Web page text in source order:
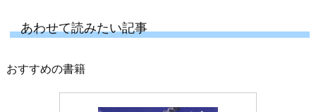
あわせて読みたい記事
おすすめの書籍